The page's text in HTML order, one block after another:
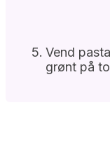
Vend
grønt på